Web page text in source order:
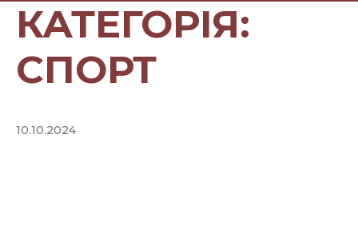
КАТЕГОРІЯ:
СПОРТ
10.10.2024